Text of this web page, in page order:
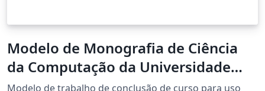
Modelo de Monografia de Ciência
da Computação da Universidade
Federal de Ouro Preto
Modelo de trabalho de conclusão de curso para uso